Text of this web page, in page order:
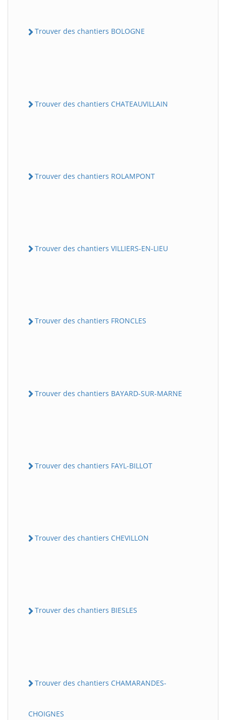
Trouver des chantiers BOLOGNE
Trouver des chantiers CHATEAUVILLAIN
Trouver des chantiers ROLAMPONT
Trouver des chantiers VILLIERS-EN-LIEU
Trouver des chantiers FRONCLES
Trouver des chantiers BAYARD-SUR-MARNE
Trouver des chantiers FAYL-BILLOT
Trouver des chantiers CHEVILLON
Trouver des chantiers BIESLES
Trouver des chantiers CHAMARANDES-
CHOIGNES